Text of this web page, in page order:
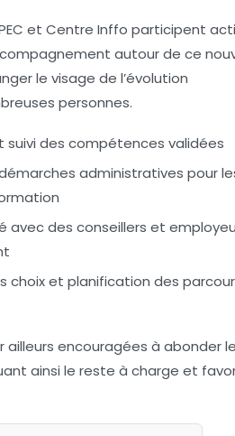
et Centre Inffo participent
autour de ce
le visage de l’évolution
personnes.
suivi des compétences validées
administratives pour
avec des conseillers et
choix et planification des
encouragées à abonder
ainsi le reste à charge et